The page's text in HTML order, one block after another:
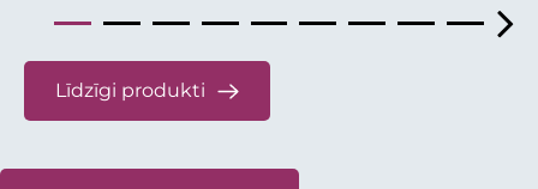
Līdzīgi produkti